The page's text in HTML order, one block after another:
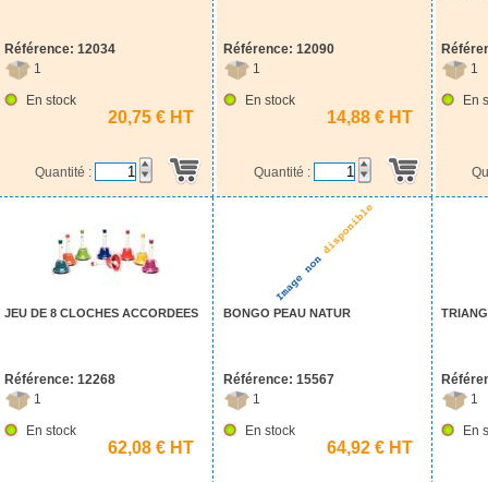
Référence: 12034
1
En stock
20,75 € HT
Quantité :
Référence: 12090
1
En stock
14,88 € HT
Quantité :
1
En
JEU DE 8 CLOCHES ACCORDEES
Référence: 12268
1
En stock
62,08 € HT
BONGO PEAU NATUR
Référence: 15567
1
En stock
64,92 € HT
1
En